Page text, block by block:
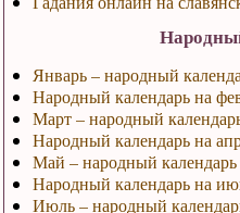
Январь – народный
Народный календарь на
Март – народный
Народный календарь на
Май – народный
Народный календарь на
Июль – народный